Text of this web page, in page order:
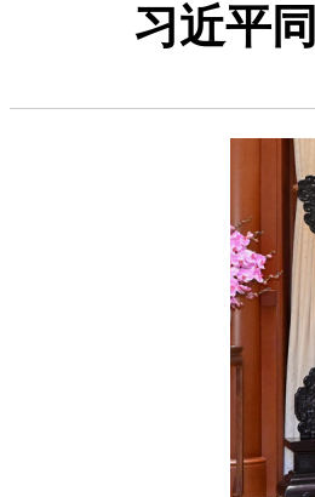
习近平